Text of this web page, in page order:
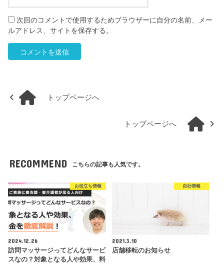
次回のコメントで使用するためブラウザーに自分の名前、メー
ルアドレス、サイトを保存する。
トップページへ
トップページへ
RECOMMEND こちらの記事も人気です。
お役立ち情報
2024.12.26
訪問マッサージってどんなサービ
スなの？対象となる人や効果、料
自社情報
2021.3.10
店舗移転のお知らせ